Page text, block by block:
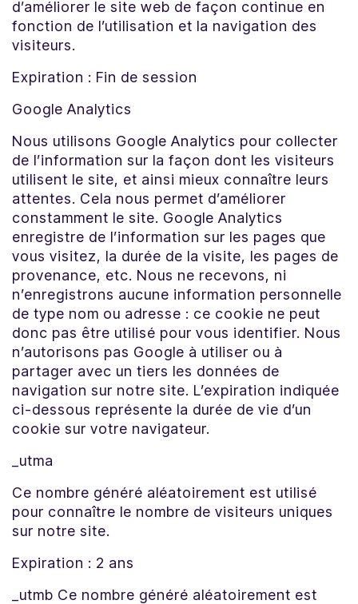
d’améliorer le site web de façon continue en
fonction de l’utilisation et la navigation des
visiteurs.
Expiration : Fin de session
Google Analytics
Nous utilisons Google Analytics pour collecter
de l’information sur la façon dont les visiteurs
utilisent le site, et ainsi mieux connaître leurs
attentes. Cela nous permet d’améliorer
constamment le site. Google Analytics
enregistre de l’information sur les pages que
vous visitez, la durée de la visite, les pages de
provenance, etc. Nous ne recevons, ni
n’enregistrons aucune information personnelle
de type nom ou adresse : ce cookie ne peut
donc pas être utilisé pour vous identifier. Nous
n’autorisons pas Google à utiliser ou à
partager avec un tiers les données de
navigation sur notre site. L’expiration indiquée
ci-dessous représente la durée de vie d’un
cookie sur votre navigateur.
_utma
Ce nombre généré aléatoirement est utilisé
pour connaître le nombre de visiteurs uniques
sur notre site.
Expiration : 2 ans
_utmb Ce nombre généré aléatoirement est